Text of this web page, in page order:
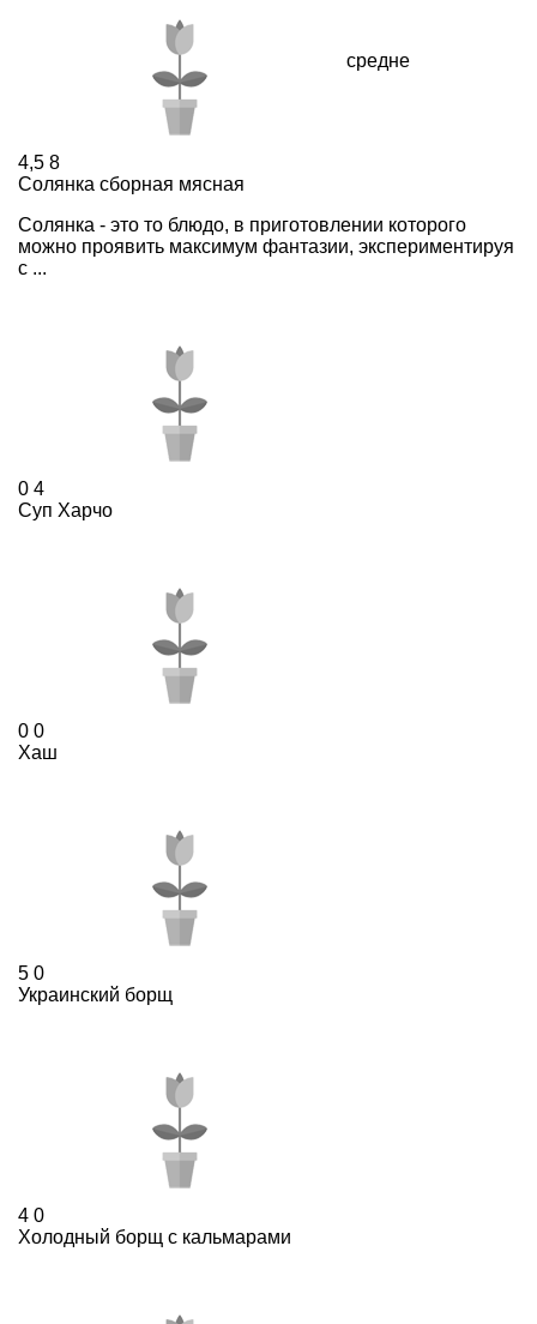
средне
4,5 8
Солянка сборная мясная
Солянка - это то блюдо, в приготовлении которого
можно проявить максимум фантазии, экспериментируя
с ...
0 4
Суп Харчо
0 0
Хаш
5 0
Украинский борщ
4 0
Холодный борщ с кальмарами